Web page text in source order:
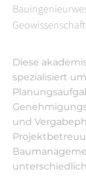
Diese
spezialisiert
und